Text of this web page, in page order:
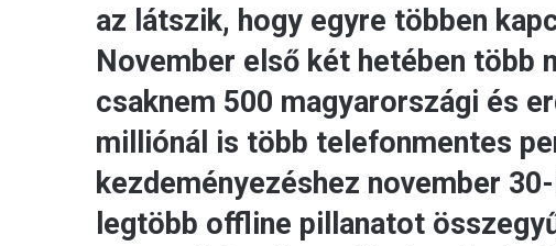
az látszik, hogy egyre többen
November első két hetében több
csaknem 500 magyarországi és
milliónál is több telefonmentes
kezdeményezéshez november
legtöbb offline pillanatot